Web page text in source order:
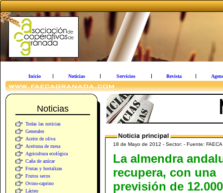
Inicio Noticias Servicios Revista
Noticias
Todas las noticias
Generales
Aceite de oliva
Aceituna de mesa
Agricultura ecológica
Caña de azúcar
Frutas y hortalizas
Frutos secos
Ovino-caprino
Lácteo
18 de Mayo de 2012 - Sector: - Fuente: FAECA
La almendra
recupera, con una
previsión de 12.000